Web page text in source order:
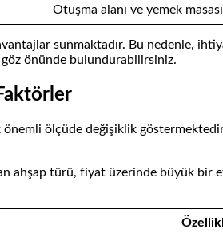
Otuşma alanı ve yemek
sunmaktadır. Bu nedenle,
önünde bulundurabilirsiniz.
önemli ölçüde değişiklik
ahşap türü, fiyat üzerinde büyük